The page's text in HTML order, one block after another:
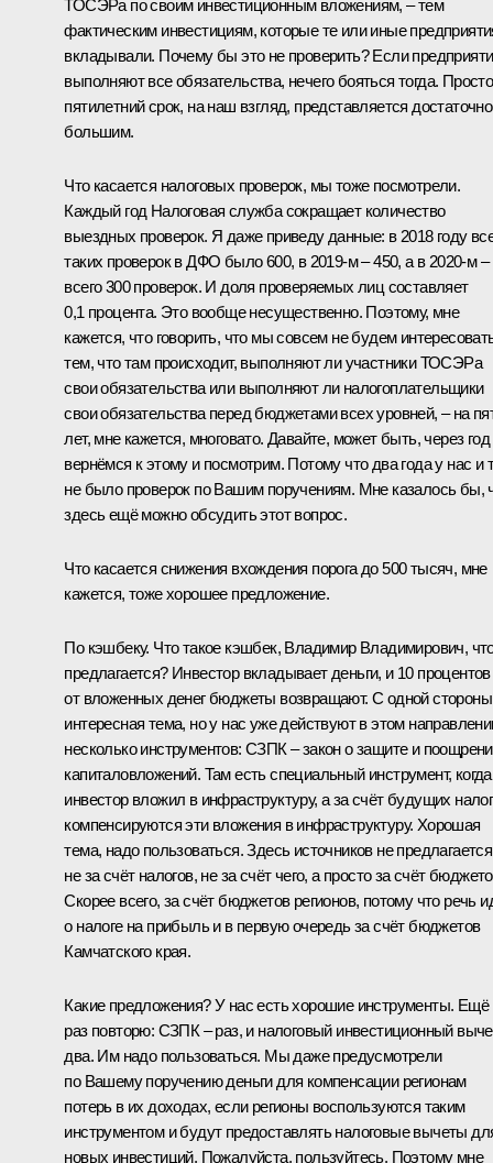
ТОСЭРа по своим инвестиционным вложениям, – тем
фактическим инвестициям, которые те или иные
вкладывали. Почему бы это не проверить? Если
выполняют все обязательства, нечего бояться тогда. Просто
пятилетний срок, на наш взгляд, представляется достаточно
большим.
Что касается налоговых проверок, мы тоже посмотрели.
Каждый год Налоговая служба сокращает количество
выездных проверок. Я даже приведу данные: в 2018 году
таких проверок в ДФО было 600, в 2019-м – 450, а в 2020-м –
всего 300 проверок. И доля проверяемых лиц составляет
0,1 процента. Это вообще несущественно. Поэтому, мне
кажется, что говорить, что мы совсем не будем
тем, что там происходит, выполняют ли участники ТОСЭРа
свои обязательства или выполняют ли налогоплательщики
свои обязательства перед бюджетами всех уровней, – на
лет, мне кажется, многовато. Давайте, может быть, через год
вернёмся к этому и посмотрим. Потому что два года у нас и
не было проверок по Вашим поручениям. Мне казалось бы,
здесь ещё можно обсудить этот вопрос.
Что касается снижения вхождения порога до 500 тысяч, мне
кажется, тоже хорошее предложение.
По кэшбеку. Что такое кэшбек, Владимир Владимирович,
предлагается? Инвестор вкладывает деньги, и 10 процентов
от вложенных денег бюджеты возвращают. С одной
интересная тема, но у нас уже действуют в этом
несколько инструментов: СЗПК – закон о защите и
капиталовложений. Там есть специальный инструмент, когда
инвестор вложил в инфраструктуру, а за счёт будущих
компенсируются эти вложения в инфраструктуру. Хорошая
тема, надо пользоваться. Здесь источников не
не за счёт налогов, не за счёт чего, а просто за счёт
Скорее всего, за счёт бюджетов регионов, потому что речь
о налоге на прибыль и в первую очередь за счёт бюджетов
Камчатского края.
Какие предложения? У нас есть хорошие инструменты. Ещё
раз повторю: СЗПК – раз, и налоговый инвестиционный
два. Им надо пользоваться. Мы даже предусмотрели
по Вашему поручению деньги для компенсации регионам
потерь в их доходах, если регионы воспользуются таким
инструментом и будут предоставлять налоговые вычеты
новых инвестиций. Пожалуйста, пользуйтесь. Поэтому мне